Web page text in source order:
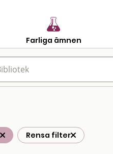
Farliga ämnen
Rensa filter